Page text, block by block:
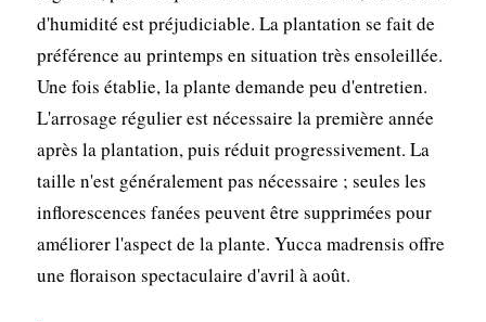
d'humidité est préjudiciable. La plantation se fait de
préférence au printemps en situation très ensoleillée.
Une fois établie, la plante demande peu d'entretien.
L'arrosage régulier est nécessaire la première année
après la plantation, puis réduit progressivement. La
taille n'est généralement pas nécessaire ; seules les
inflorescences fanées peuvent être supprimées pour
améliorer l'aspect de la plante. Yucca madrensis offre
une floraison spectaculaire d'avril à août.